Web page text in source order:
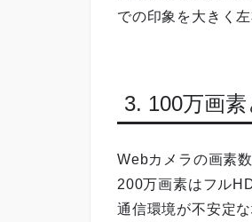
での印象を大きく
3. 100万画
Webカメラの画素
200万画素はフル
通信環境が不安定